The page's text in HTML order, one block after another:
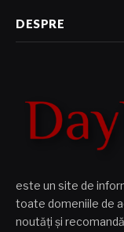
DESPRE
este un site de
toate domeniile de
noutăți și